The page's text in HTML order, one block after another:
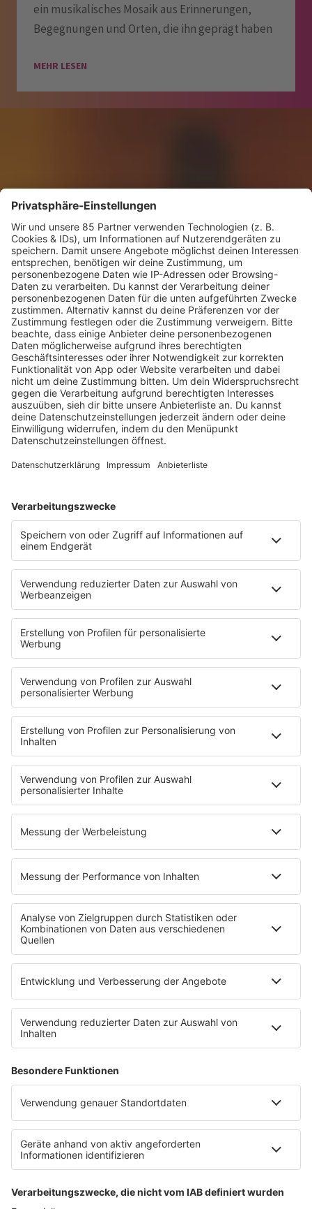
ein musikalisches Mosaik aus Erinnerungen,
Begegnungen und Orten, die ihn geprägt haben
MEHR LESEN
KW30 Album der Woche
SONNY FODERA “CAN WE DO IT
ALL AGAIN?”
Mit seinem sechsten Studioalbum präsentiert
Sonny Fodera ein Meisterwerk aus fünf Jahren
kreativer Arbeit – ein Zeugnis dafür, dass seine
HOME
PROGRAMM
Sendeplan
DJs
Playlist
MUSIC
Streams
Album der Woche
News
Highlights
Charts
EVENTS
Kontakt
Newsletter
Empfang
sunshine live App
werben bei SUNSHINE LIVE
SERVICE
Datenschutz
Datenschutzerklärung zur sunshine live App
Impressum
Teilnahmebedingungen
AGB
SUNSHINE LIVE 24/7 ELECTRONIC